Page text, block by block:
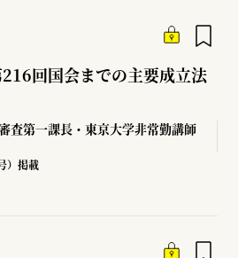
回国会までの主要成立法
査第一課長・東京大学非常勤講師
）掲載